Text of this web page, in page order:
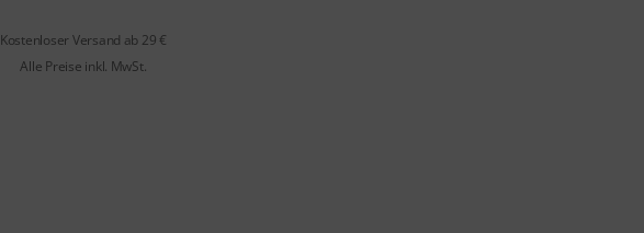
Kostenloser Versand ab 29 €
Alle Preise inkl. MwSt.